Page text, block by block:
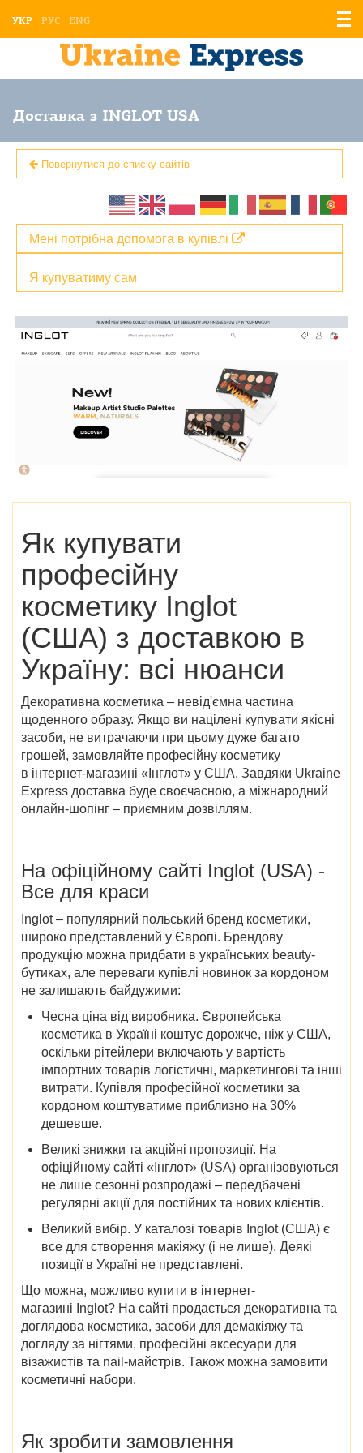
УКР РУС ENG
Доставка з INGLOT USA
Повернутися до списку сайтів
Я купуватиму сам
Мені потрібна допомога в купівлі
Як купувати
професійну
косметику Inglot
(США) з доставкою в
Україну: всі нюанси
Декоративна косметика – невід'ємна частина
щоденного образу. Якщо ви націлені купувати якісні
засоби, не витрачаючи при цьому дуже багато
грошей, замовляйте професійну косметику
в інтернет-магазині «Інглот» у США. Завдяки Ukraine
Express доставка буде своєчасною, а міжнародний
онлайн-шопінг – приємним дозвіллям.
На офіційному сайті Inglot (USA) -
Все для краси
Inglot – популярний польський бренд косметики,
широко представлений у Європі. Брендову
продукцію можна придбати в українських beauty-
бутиках, але переваги купівлі новинок за кордоном
не залишають байдужими:
Чесна ціна від виробника. Європейська
косметика в Україні коштує дорожче, ніж у США,
оскільки рітейлери включають у вартість
імпортних товарів логістичні, маркетингові та інші
витрати. Купівля професійної косметики за
кордоном коштуватиме приблизно на 30%
дешевше.
Великі знижки та акційні пропозиції. На
офіційному сайті «Інглот» (USA) організовуються
не лише сезонні розпродажі – передбачені
регулярні акції для постійних та нових клієнтів.
Великий вибір. У каталозі товарів Inglot (США) є
все для створення макіяжу (і не лише). Деякі
позиції в Україні не представлені.
Що можна, можливо купити в інтернет-
магазині Inglot? На сайті продається декоративна та
доглядова косметика, засоби для демакіяжу та
догляду за нігтями, професійні аксесуари для
візажистів та nail-майстрів. Також можна замовити
косметичні набори.
Як зробити замовлення